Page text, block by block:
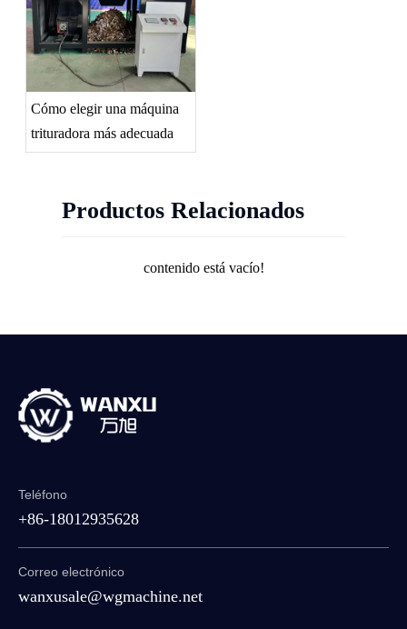
Cómo elegir una máquina
trituradora más adecuada
Productos Relacionados
contenido está vacío!
Teléfono
+86-18012935628
Correo electrónico
wanxusale@wgmachine.net